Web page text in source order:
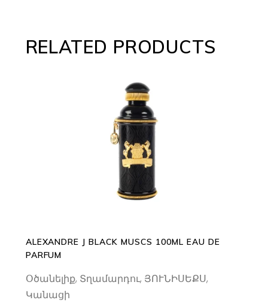
RELATED PRODUCTS
ADD TO CART
ALEXANDRE J BLACK MUSCS 100ML EAU DE
PARFUM
Օծանելիք, Տղամարդու, ՅՈՒՆԻՍԵՔՍ,
Կանացի